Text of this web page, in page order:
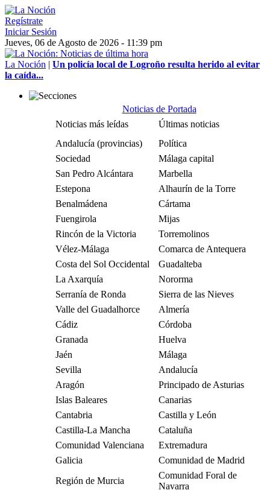
Regístrate
Iniciar Sesión
Jueves, 06 de Agosto de 2026 - 11:39 pm
La Noción | Un policía local de Logroño resulta herido al evitar
la caída...
Noticias de Portada
Noticias más leídas
Últimas noticias
Andalucía (provincias)
Política
Sociedad
Málaga capital
San Pedro Alcántara
Marbella
Estepona
Alhaurín de la Torre
Benalmádena
Cártama
Fuengirola
Mijas
Rincón de la Victoria
Torremolinos
Vélez-Málaga
Comarca de Antequera
Costa del Sol Occidental
Guadalteba
La Axarquía
Nororma
Serranía de Ronda
Sierra de las Nieves
Valle del Guadalhorce
Almería
Cádiz
Córdoba
Granada
Huelva
Jaén
Málaga
Sevilla
Andalucía
Aragón
Principado de Asturias
Islas Baleares
Canarias
Cantabria
Castilla y León
Castilla-La Mancha
Cataluña
Comunidad Valenciana
Extremadura
Galicia
Comunidad de Madrid
Región de Murcia
Comunidad Foral de
Navarra